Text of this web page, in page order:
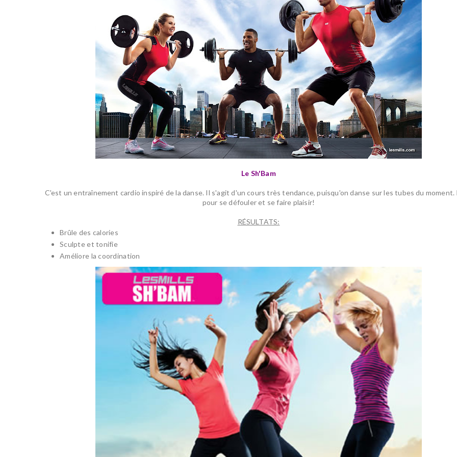
Le Sh'Bam
C'est un entraînement cardio inspiré de la danse. Il s'agit d'un cours très tendance, puisqu'on danse sur les tubes du moment.
pour se défouler et se faire plaisir!
RÉSULTATS:
Brûle des calories
Sculpte et tonifie
Améliore la coordination